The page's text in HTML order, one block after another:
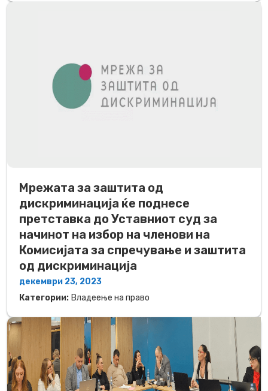
Мрежата за заштита од
дискриминација ќе поднесе
претставка до Уставниот суд за
начинот на избор на членови на
Комисијата за спречување и заштита
од дискриминација
декември 23, 2023
Категории: Владеење на право